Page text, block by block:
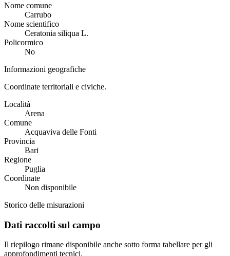
Nome comune
Carrubo
Nome scientifico
Ceratonia siliqua L.
Policormico
No
Informazioni geografiche
Coordinate territoriali e civiche.
Località
Arena
Comune
Acquaviva delle Fonti
Provincia
Bari
Regione
Puglia
Coordinate
Non disponibile
Storico delle misurazioni
Dati raccolti sul campo
Il riepilogo rimane disponibile anche sotto forma tabellare per gli
approfondimenti tecnici.